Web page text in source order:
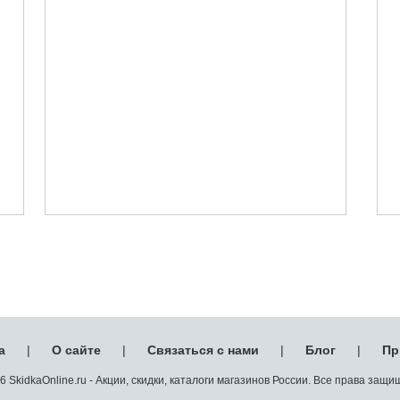
| О сайте | Связаться с нами | Блог |
SkidkaOnline.ru - Акции, скидки, каталоги магазинов России. Все права